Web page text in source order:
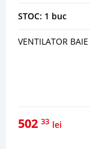
STOC: 1 buc
VENTILATOR
502 33 lei